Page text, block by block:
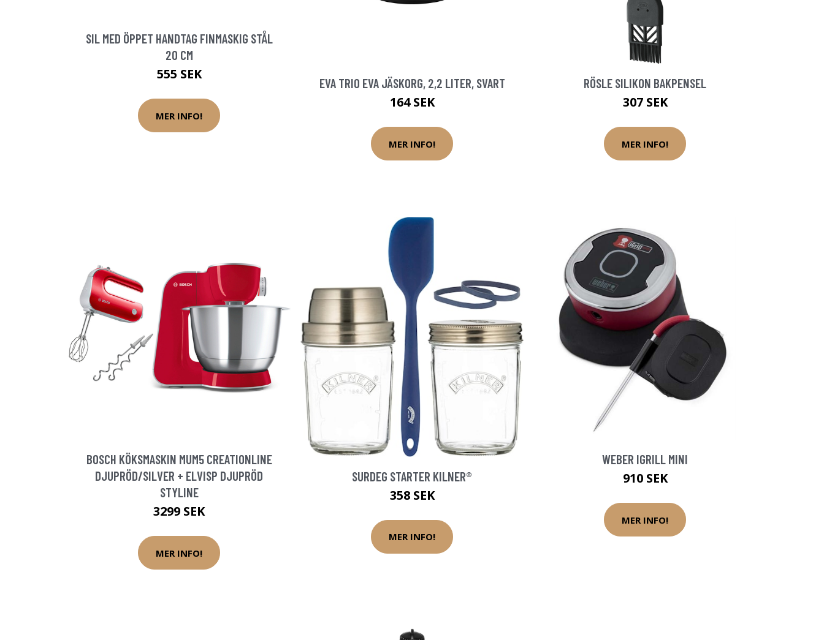
SIL MED ÖPPET HANDTAG FINMASKIG STÅL
20 CM
555 SEK
MER INFO!
EVA TRIO EVA JÄSKORG, 2,2 LITER, SVART
164 SEK
MER INFO!
RÖSLE SILIKON BAKPENSEL
307 SEK
MER INFO!
BOSCH KÖKSMASKIN MUM5 CREATIONLINE
DJUPRÖD/SILVER + ELVISP DJUPRÖD
STYLINE
3299 SEK
MER INFO!
SURDEG STARTER KILNER®
358 SEK
MER INFO!
WEBER IGRILL MINI
910 SEK
MER INFO!